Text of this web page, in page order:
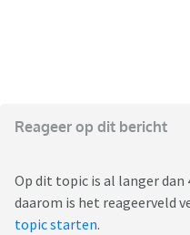
Reageer op dit bericht
Op dit topic is al langer dan
daarom is het reageerveld
topic starten.